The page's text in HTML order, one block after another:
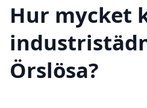
Hur mycket
Örslösa?